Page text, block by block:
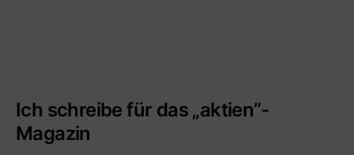
Ich schreibe für das „aktien”-
Magazin